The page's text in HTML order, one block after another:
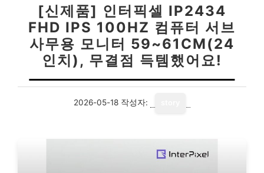
[신제품] 인터픽셀 IP2434
FHD IPS 100HZ 컴퓨터 서브
사무용 모니터 59~61CM(24
인치), 무결점 득템했어요!
2026-05-18 작성자: